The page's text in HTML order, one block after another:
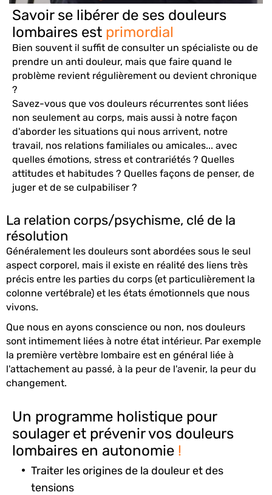
Savoir se libérer de ses douleurs
lombaires est primordial
Bien souvent il suffit de consulter un spécialiste ou de
prendre un anti douleur, mais que faire quand le
problème revient régulièrement ou devient chronique
?
Savez-vous que vos douleurs récurrentes sont liées
non seulement au corps, mais aussi à notre façon
d'aborder les situations qui nous arrivent, notre
travail, nos relations familiales ou amicales... avec
quelles émotions, stress et contrariétés ? Quelles
attitudes et habitudes ? Quelles façons de penser, de
juger et de se culpabiliser ?
La relation corps/psychisme, clé de la
résolution
Généralement les douleurs sont abordées sous le seul
aspect corporel, mais il existe en réalité des liens très
précis entre les parties du corps (et particulièrement la
colonne vertébrale) et les états émotionnels que nous
vivons.
Que nous en ayons conscience ou non, nos douleurs
sont intimement liées à notre état intérieur. Par exemple
la première vertèbre lombaire est en général liée à
l'attachement au passé, à la peur de l'avenir, la peur du
changement.
Un programme holistique pour
soulager et prévenir vos douleurs
lombaires en autonomie !
Traiter les origines de la douleur et des
tensions